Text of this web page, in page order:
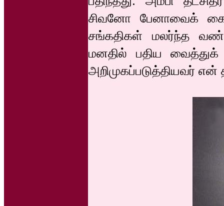
சிவனோ பேனாவைக்
சங்கதிகள் மலர்ந்த
மனதில் பதிய
அறிமுகப்படுத்தியவர்